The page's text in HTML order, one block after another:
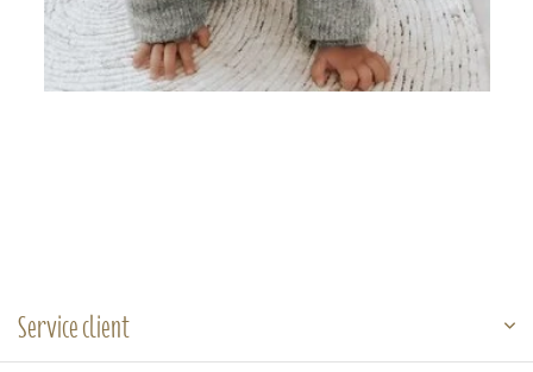
Service client